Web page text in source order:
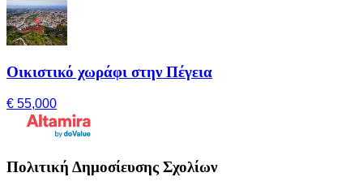
Οικιστικό χωράφι στην Πέγεια
€ 55,000
Πολιτική Δημοσίευσης Σχολίων